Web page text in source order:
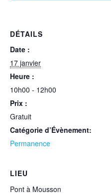
DÉTAILS
Date :
17 janvier
Heure :
10h00 - 12h00
Prix :
Gratuit
Catégorie d’Évènement:
Permanence
LIEU
Pont à Mousson